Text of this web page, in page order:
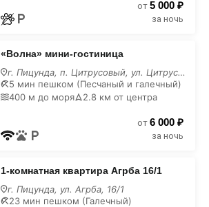
от 5 000 ₽
за ночь
«Волна» мини-гостиница
г. Пицунда, п. Цитрусовый, ул. Цитрусовая, 9
5 мин пешком (Песчаный и галечный)
400 м до моря
2.8 км от центра
от 6 000 ₽
за ночь
1-комнатная квартира Агрба 16/1
г. Пицунда, ул. Агрба, 16/1
23 мин пешком (Галечный)